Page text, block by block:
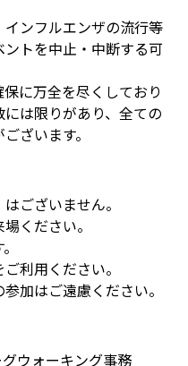
ンフルエンザの流行等
トを中止・中断する可
に万全を尽くしており
は限りがあり、全ての
ざいます。
ございません。
ください。
利用ください。
加はご遠慮ください。
ウォーキング事務